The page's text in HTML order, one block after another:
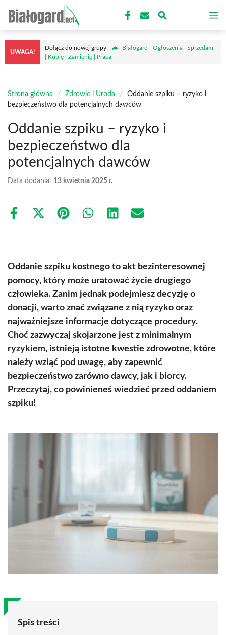
treści
UWAGA!
Dołącz do nowej grupy
Białogard - Ogłoszenia | Sprzedam
| Kupię | Zamienię | Praca
Strona główna / Zdrowie i Uroda /
Oddanie szpiku – ryzyko i
bezpieczeństwo dla potencjalnych dawców
Oddanie szpiku – ryzyko i
bezpieczeństwo dla
potencjalnych dawców
Data dodania: 13 kwietnia 2025 r.
Share
Share
(Twitter)
Share Share Share Share
Oddanie szpiku kostnego to akt bezinteresownej
pomocy, który może uratować życie drugiego
człowieka. Zanim jednak podejmiesz decyzję o
donacji, warto znać związane z nią ryzyko oraz
najważniejsze informacje dotyczące procedury.
Choć zazwyczaj skojarzone jest z minimalnym
ryzykiem, istnieją istotne kwestie zdrowotne, które
należy wziąć pod uwagę, aby zapewnić
bezpieczeństwo zarówno dawcy, jak i biorcy.
Przeczytaj, co powinieneś wiedzieć przed oddaniem
szpiku!
Spis treści